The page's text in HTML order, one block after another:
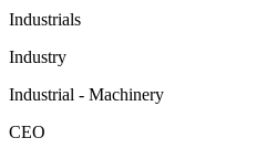
Industrials
Industry
Industrial - Machinery
CEO